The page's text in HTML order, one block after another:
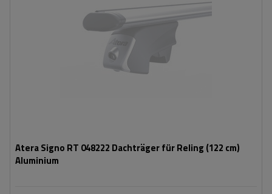
Atera Signo RT 048222 Dachträger für Reling (122 cm)
Aluminium